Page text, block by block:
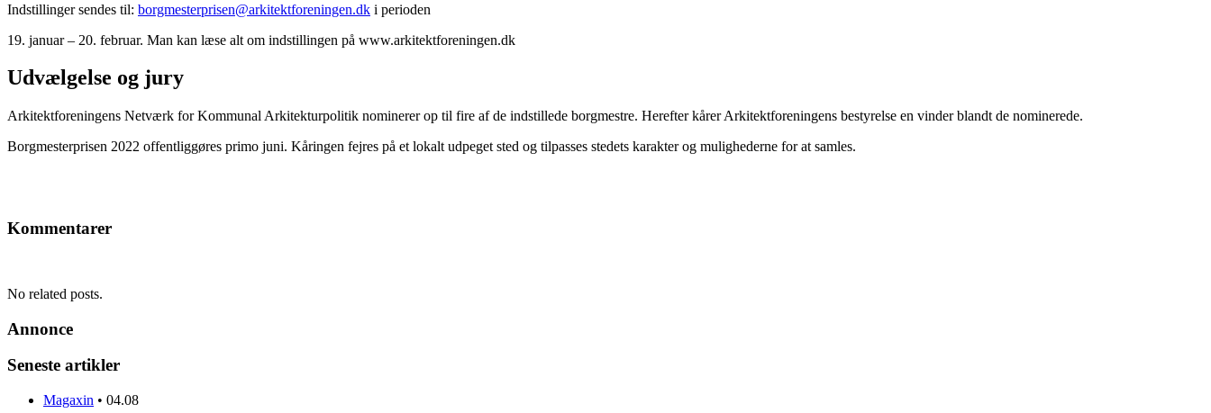
Indstillinger sendes til: borgmesterprisen@arkitektforeningen.dk i perioden
19. januar – 20. februar. Man kan læse alt om indstillingen på www.arkitektforeningen.dk
Udvælgelse og jury
Arkitektforeningens Netværk for Kommunal Arkitekturpolitik nominerer op til fire af de indstillede borgmestre. Herefter kårer Arkitektforeningens bestyrelse en vinder blandt de nominerede.
Borgmesterprisen 2022 offentliggøres primo juni. Kåringen fejres på et lokalt udpeget sted og tilpasses stedets karakter og mulighederne for at samles.
Kommentarer
No related posts.
Annonce
Seneste artikler
Magaxin • 04.08